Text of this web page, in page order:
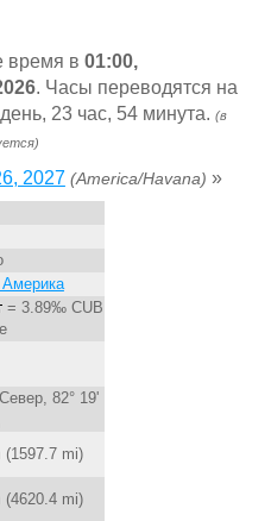
время в 01:00,
. Часы переводятся на
23 час, 54 минута. (в
2027 (America/Havana) »
= 3.89‰ CUB
82° 19'
(1597.7 mi)
(4620.4 mi)